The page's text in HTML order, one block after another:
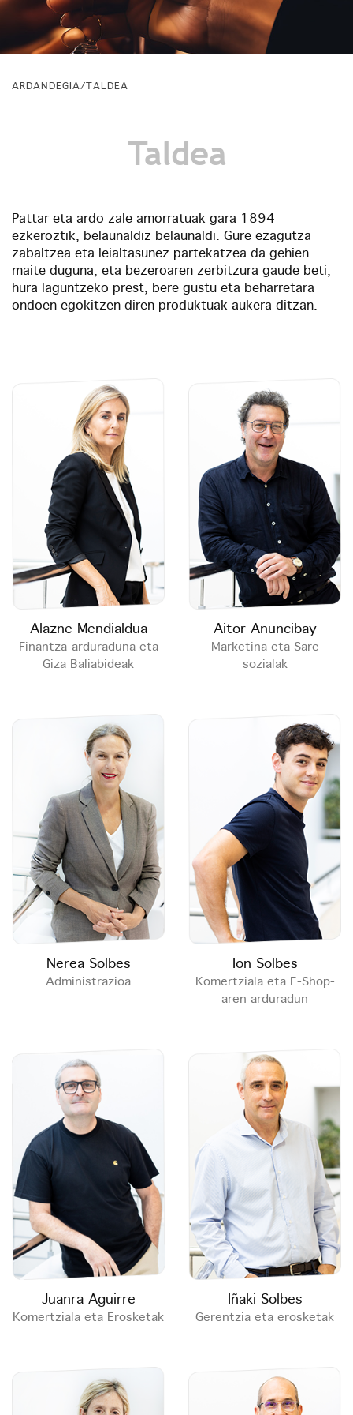
ARDANDEGIA/TALDEA
Taldea
Pattar eta ardo zale amorratuak gara 1894
ezkeroztik, belaunaldiz belaunaldi. Gure ezagutza
zabaltzea eta leialtasunez partekatzea da gehien
maite duguna, eta bezeroaren zerbitzura gaude beti,
hura laguntzeko prest, bere gustu eta beharretara
ondoen egokitzen diren produktuak aukera ditzan.
Alazne Mendialdua
Finantza-arduraduna eta
Giza Baliabideak
Aitor Anuncibay
Marketina eta Sare
sozialak
Nerea Solbes
Administrazioa
Ion Solbes
Komertziala eta E-Shop-
aren arduradun
Juanra Aguirre
Komertziala eta Erosketak
Iñaki Solbes
Gerentzia eta erosketak